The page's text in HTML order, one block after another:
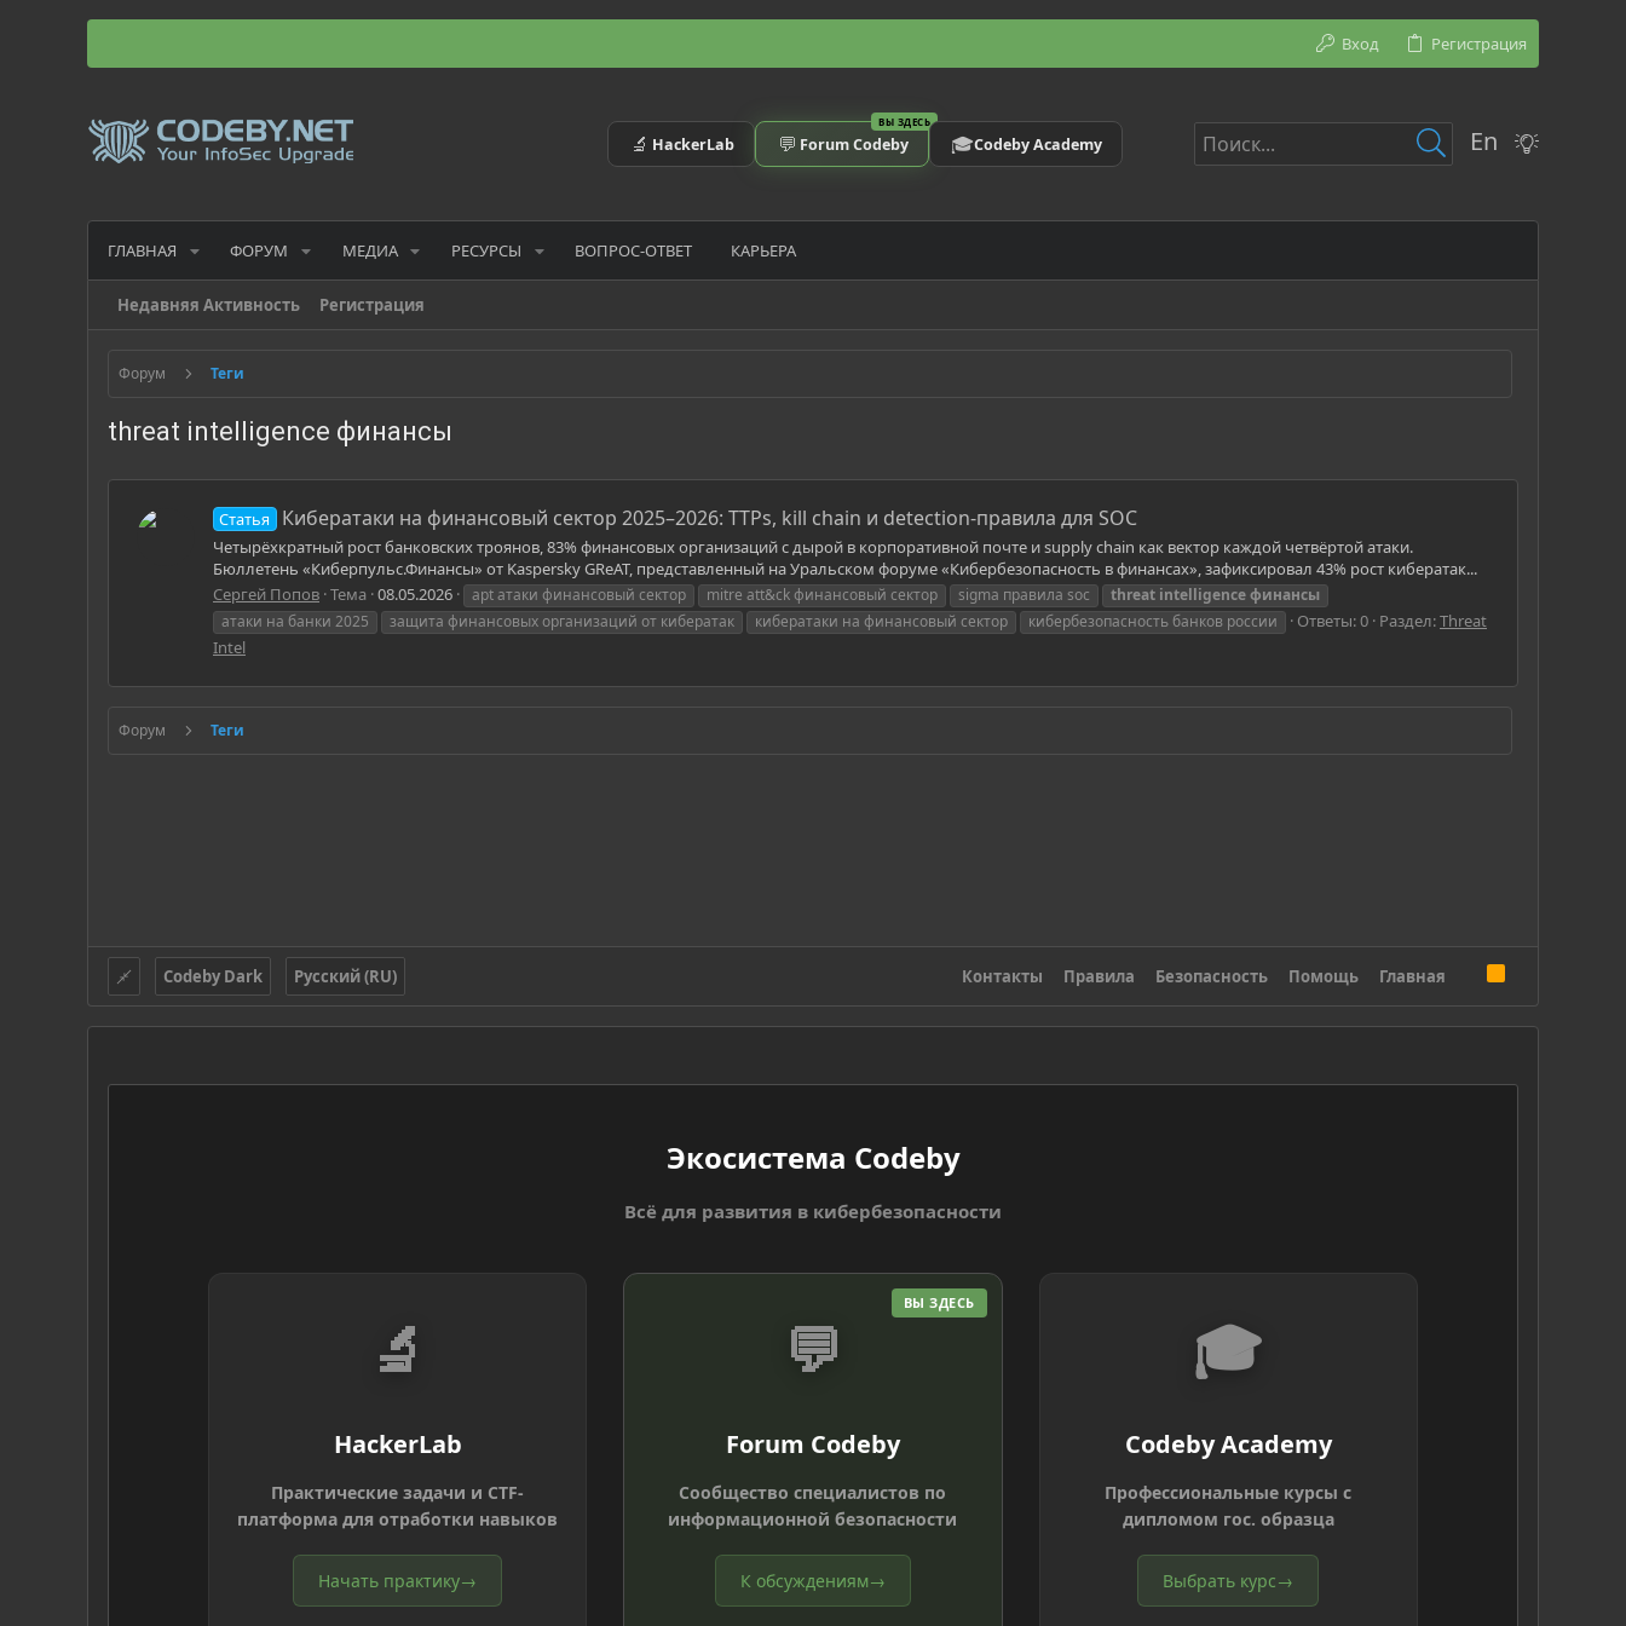
Вход Регистрация
🔬 HackerLab
ВЫ ЗДЕСЬ
💬 Forum Codeby 🎓Codeby Academy En
ГЛАВНАЯ ФОРУМ МЕДИА РЕСУРСЫ ВОПРОС-ОТВЕТ КАРЬЕРА
Недавняя Активность Регистрация
Форум Теги
threat intelligence финансы
Статья Кибератаки на финансовый сектор 2025–2026: TTPs, kill chain и detection-правила для SOC
Четырёхкратный рост банковских троянов, 83% финансовых организаций с дырой в корпоративной почте и supply chain как вектор каждой четвёртой атаки.
Бюллетень «Киберпульс.Финансы» от Kaspersky GReAT, представленный на Уральском форуме «Кибербезопасность в финансах», зафиксировал 43% рост кибератак...
Сергей Попов Тема 08.05.2026 apt атаки финансовый сектор mitre att&ck финансовый сектор sigma правила soc threat intelligenceфинансы
атаки на банки 2025
защита финансовых организаций от кибератак кибератаки на финансовый сектор кибербезопасность банков россии Ответы: 0 Раздел:Threat
Intel
Форум Теги
Codeby Dark Русский (RU) Контакты Правила Безопасность Помощь Главная
S
Экосистема Codeby
Всё для развития в кибербезопасности
🔬
HackerLab
Практические задачи и CTF-
платформа для отработки навыков
Начать практику→
ВЫ ЗДЕСЬ
💬
Forum Codeby
Сообщество специалистов по
информационной безопасности
К обсуждениям→
🎓
Codeby Academy
Профессиональные курсы с
дипломом гос. образца
Выбрать курс→